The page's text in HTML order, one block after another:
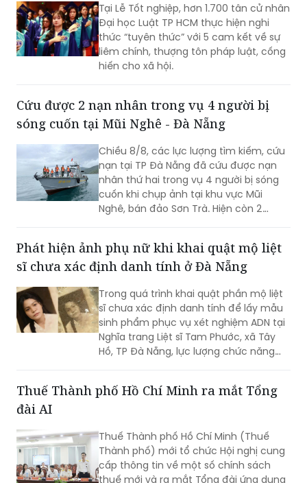
Tại Lễ Tốt nghiệp, hơn 1.700 tân cử nhân
Đại học Luật TP HCM thực hiện nghi
thức “tuyên thức” với 5 cam kết về sự
liêm chính, thượng tôn pháp luật, cống
hiến cho xã hội.
Cứu được 2 nạn nhân trong vụ 4 người bị
sóng cuốn tại Mũi Nghê - Đà Nẵng
Chiều 8/8, các lực lượng tìm kiếm, cứu
nạn tại TP Đà Nẵng đã cứu được nạn
nhân thứ hai trong vụ 4 người bị sóng
cuốn khi chụp ảnh tại khu vực Mũi
Nghê, bán đảo Sơn Trà. Hiện còn 2
Phát hiện ảnh phụ nữ khi khai quật mộ liệt
sĩ chưa xác định danh tính ở Đà Nẵng
Trong quá trình khai quật phần mộ liệt
sĩ chưa xác định danh tính để lấy mẫu
sinh phẩm phục vụ xét nghiệm ADN tại
Nghĩa trang Liệt sĩ Tam Phước, xã Tây
Hồ, TP Đà Nẵng, lực lượng chức năng
Thuế Thành phố Hồ Chí Minh ra mắt Tổng
đài AI
Thuế Thành phố Hồ Chí Minh (Thuế
Thành phố) mới tổ chức Hội nghị cung
cấp thông tin về một số chính sách
thuế mới và ra mắt Tổng đài ứng dụng